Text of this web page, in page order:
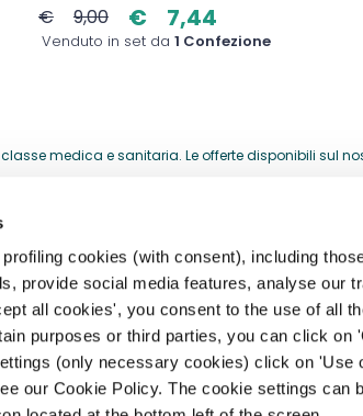
cookies (with consent), including
provide social media features, analyse our
all cookies', you consent to the use of all
purposes or third parties, you can click on
(only necessary cookies) click on 'Use
our Cookie Policy. The cookie settings can
€ 9,00 € 7,44
Venduto in set da 1 Confezione
medica e sanitaria. Le offerte disponibili sul
HELP
Spedizioni,
Pagamento